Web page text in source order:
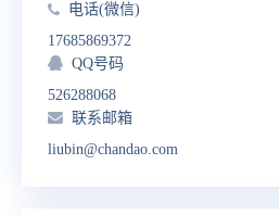
电话(微信)
17685869372
QQ号码
526288068
联系邮箱
liubin@chandao.com